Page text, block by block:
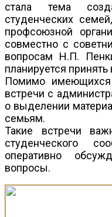
стала тема
студенческих
профсоюзной
совместно с
вопросам Н.П.
планируется принять
Помимо
встречи с
о выделении
семьям.
Такие встречи
студенческого
оперативно
вопросы.